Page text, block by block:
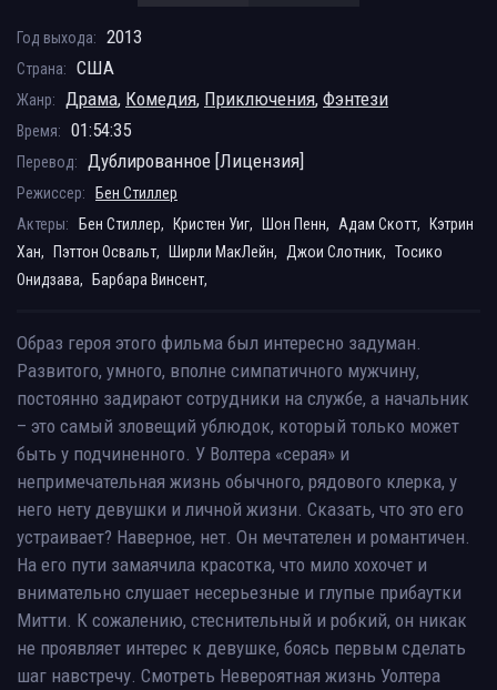
Год выхода: 2013
Страна: США
Жанр: Драма, Комедия, Приключения, Фэнтези
Время: 01:54:35
Перевод: Дублированное [Лицензия]
Режиссер:
Бен Стиллер
Актеры:
Бен Стиллер, Кристен Уиг, Шон Пенн, Адам Скотт,
Кэтрин
Хан,
Пэттон Освальт, Ширли МакЛейн, Джои Слотник, Тосико
Онидзава,
Барбара Винсент,
Образ героя этого фильма был интересно задуман.
Развитого, умного, вполне симпатичного мужчину,
постоянно задирают сотрудники на службе, а начальник
– это самый зловещий ублюдок, который только может
быть у подчиненного. У Волтера «серая» и
непримечательная жизнь обычного, рядового клерка, у
него нету девушки и личной жизни. Сказать, что это его
устраивает? Наверное, нет. Он мечтателен и романтичен.
На его пути замаячила красотка, что мило хохочет и
внимательно слушает несерьезные и глупые прибаутки
Митти. К сожалению, стеснительный и робкий, он никак
не проявляет интерес к девушке, боясь первым сделать
шаг навстречу. Смотреть Невероятная жизнь Уолтера